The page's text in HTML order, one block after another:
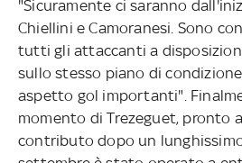
"Sicuramente ci saranno
Chiellini e Camoranesi. Sono
tutti gli attaccanti a
sullo stesso piano di
aspetto gol importanti".
momento di Trezeguet, pronto
contributo dopo un